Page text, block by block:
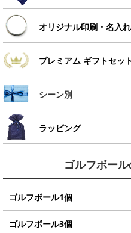
オリジナル印刷・名入
プレミアム ギフトセッ
シーン別
ラッピング
ゴルフボー
ゴルフボール1個
ゴルフボール3個